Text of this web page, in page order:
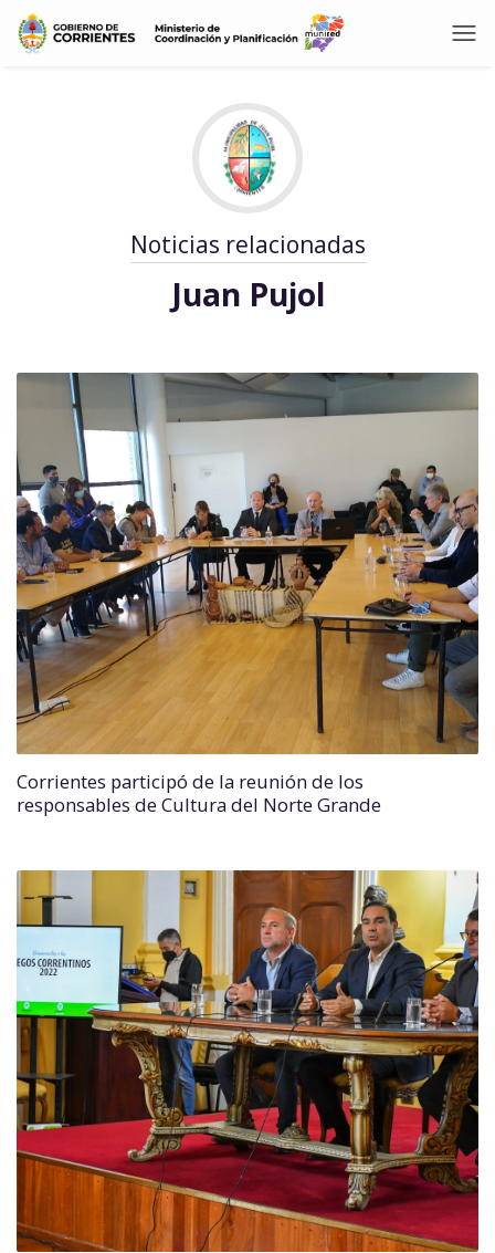
Noticias relacionadas
Juan Pujol
Corrientes participó de la reunión de los
responsables de Cultura del Norte Grande